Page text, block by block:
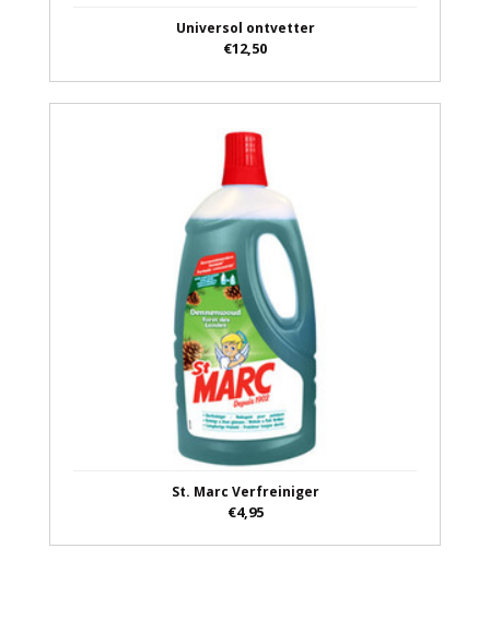
Universol ontvetter
€12,50
St. Marc Verfreiniger
€4,95